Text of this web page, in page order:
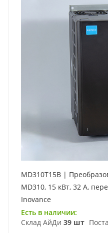
MD310T15B | Преобразователь частоты, серия
MD310, 15 кВт, 32 А,
Inovance
Есть в наличии:
Склад АйДи 39 шт